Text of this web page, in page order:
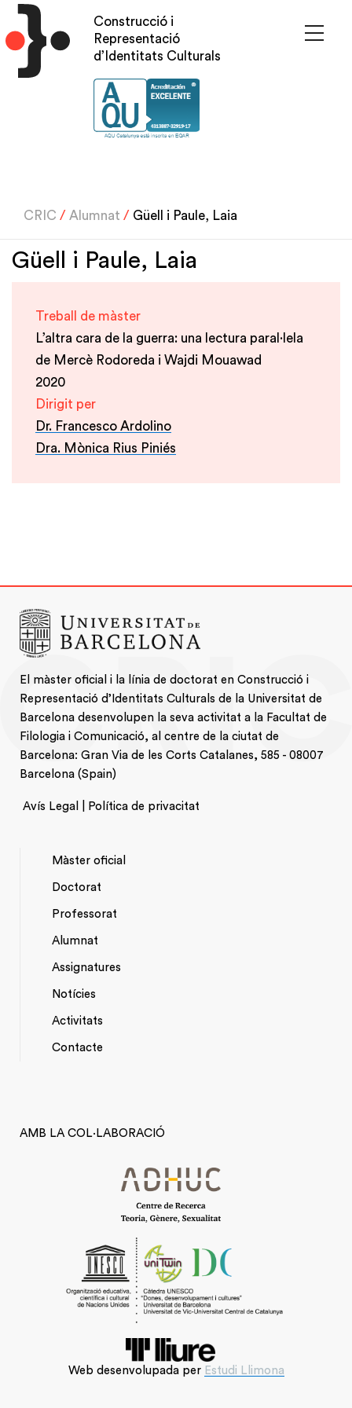
Vés
al
contingut
Construcció i
Representació
d’Identitats Culturals
CRIC / Alumnat / Güell i Paule, Laia
Güell i Paule, Laia
Treball de màster
L’altra cara de la guerra: una lectura paral·lela
de Mercè Rodoreda i Wajdi Mouawad
2020
Dirigit per
Dr. Francesco Ardolino
Dra. Mònica Rius Piniés
El màster oficial i la línia de doctorat en Construcció i
Representació d’Identitats Culturals de la Universitat de
Barcelona desenvolupen la seva activitat a la Facultat de
Filologia i Comunicació, al centre de la ciutat de
Barcelona: Gran Via de les Corts Catalanes, 585 - 08007
Barcelona (Spain)
Avís Legal | Política de privacitat
PRINCIPAL
Màster oficial
Doctorat
Professorat
Alumnat
Assignatures
MENU
Notícies
Activitats
Contacte
AMB LA COL·LABORACIÓ
Web desenvolupada per Estudi Llimona